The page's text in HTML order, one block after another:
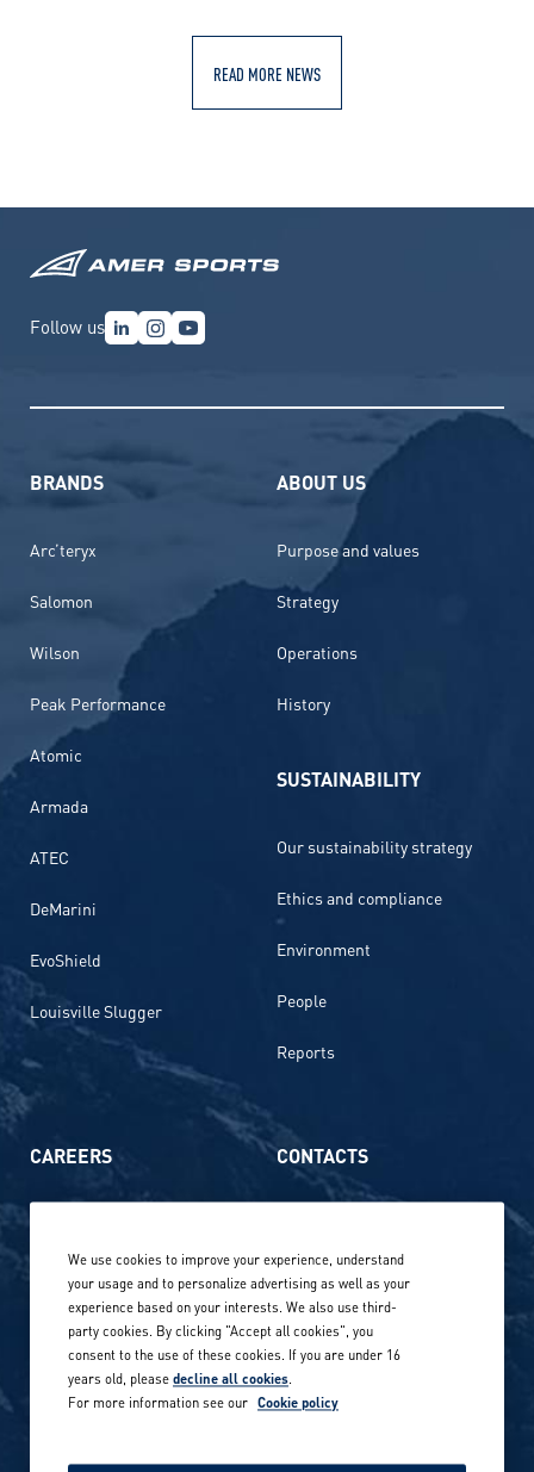
READ MORE NEWS
Follow us
BRANDS
Arc’teryx
Salomon
Wilson
Peak Performance
Atomic
Armada
ATEC
DeMarini
EvoShield
Louisville Slugger
ABOUT US
Purpose and values
Strategy
Operations
History
SUSTAINABILITY
Our sustainability strategy
Ethics and compliance
Environment
People
Reports
CAREERS
Our locations globally
Career stories
Careers in sports
CONTACTS
Privacy Policy
Site terms
We use cookies to improve your experience, understand
your usage and to personalize advertising as well as your
experience based on your interests. We also use third-
party cookies. By clicking "Accept all cookies", you
consent to the use of these cookies. If you are under 16
years old, pleasedecline all cookies.
For more information see our Cookie policy